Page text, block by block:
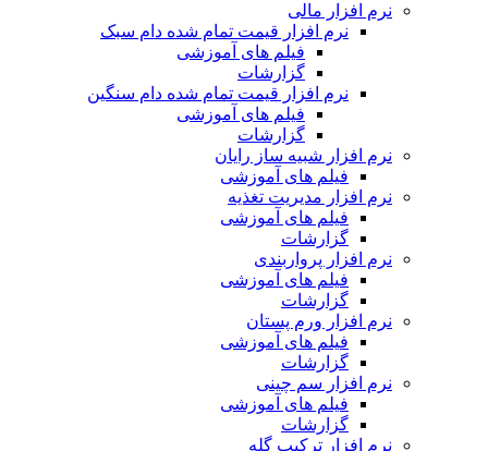
نرم افزار مالی
نرم افزار قیمت تمام شده دام سبک
فیلم های آموزشی
گزارشات
نرم افزار قیمت تمام شده دام سنگین
فیلم های آموزشی
گزارشات
نرم افزار شبیه ساز رایان
فیلم های آموزشی
نرم افزار مدیریت تغذیه
فیلم های آموزشی
گزارشات
نرم افزار پرواربندی
فیلم های آموزشی
گزارشات
نرم افزار ورم پستان
فیلم های آموزشی
گزارشات
نرم افزار سم چینی
فیلم های آموزشی
گزارشات
نرم افزار ترکیب گله